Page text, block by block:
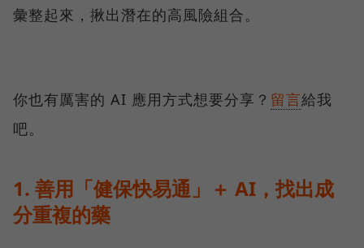
彙整起來，揪出潛在的高風險組合。
你也有厲害的 AI 應用方式想要分享？ 留言給我
吧。
1. 善用「健保快易通」＋ AI，找出成
分重複的藥